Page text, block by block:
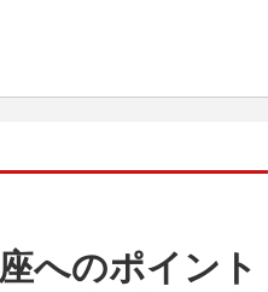
へのポイント